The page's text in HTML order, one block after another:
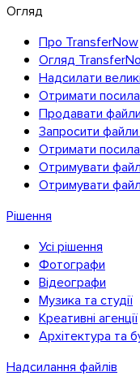
Chrome & Gmail
Огляд
Про TransferNow
Огляд
Надсилати
Отримати
Продавати
Запросити
Отримати
Отримувати
Отримувати
Рішення
Усі рішення
Фотографи
Відеографи
Музика та студії
Креативні агенції
Архітектура та
Надсилання файлів